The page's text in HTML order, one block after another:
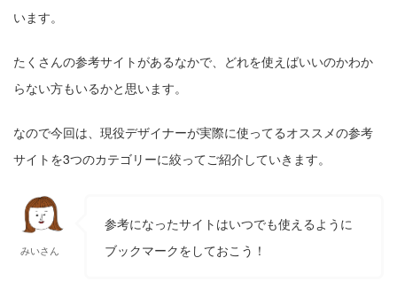
います。
たくさんの参考サイトがあるなかで、どれを使えばいいのかわか
らない方もいるかと思います。
なので今回は、現役デザイナーが実際に使ってるオススメの参考
サイトを3つのカテゴリーに絞ってご紹介していきます。
みいさん
参考になったサイトはいつでも使えるように
ブックマークをしておこう！